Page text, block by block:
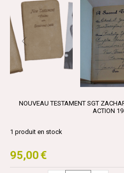
NOUVEAU TESTAMENT SGT
ACTION
95,00 €
1 produit en stock